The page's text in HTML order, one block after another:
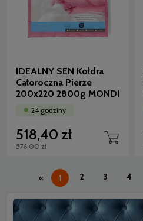
IDEALNY SEN Kołdra
Całoroczna Pierze
200x220 2800g MONDI
24 godziny
518,40 zł
576,00 zł
« 1 2 3 4